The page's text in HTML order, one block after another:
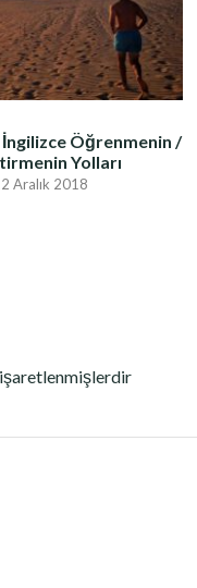
Öğrenmenin /
Yolları
Aralık 2018